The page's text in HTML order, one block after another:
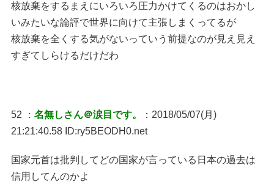
核放棄をするまえにいろいろ圧力かけてくるのはおかし
いみたいな論評で世界に向けて主張しまくってるが
核放棄を全くする気がないっていう前提なのが見え見え
すぎてしらけるだけだわ
52 ： 名無しさん＠涙目です。
：2018/05/07(月)
21:21:40.58 ID:ry5BEODH0.net
国家元首は批判してどの国家が言っている日本の過去は
信用してんのかよ